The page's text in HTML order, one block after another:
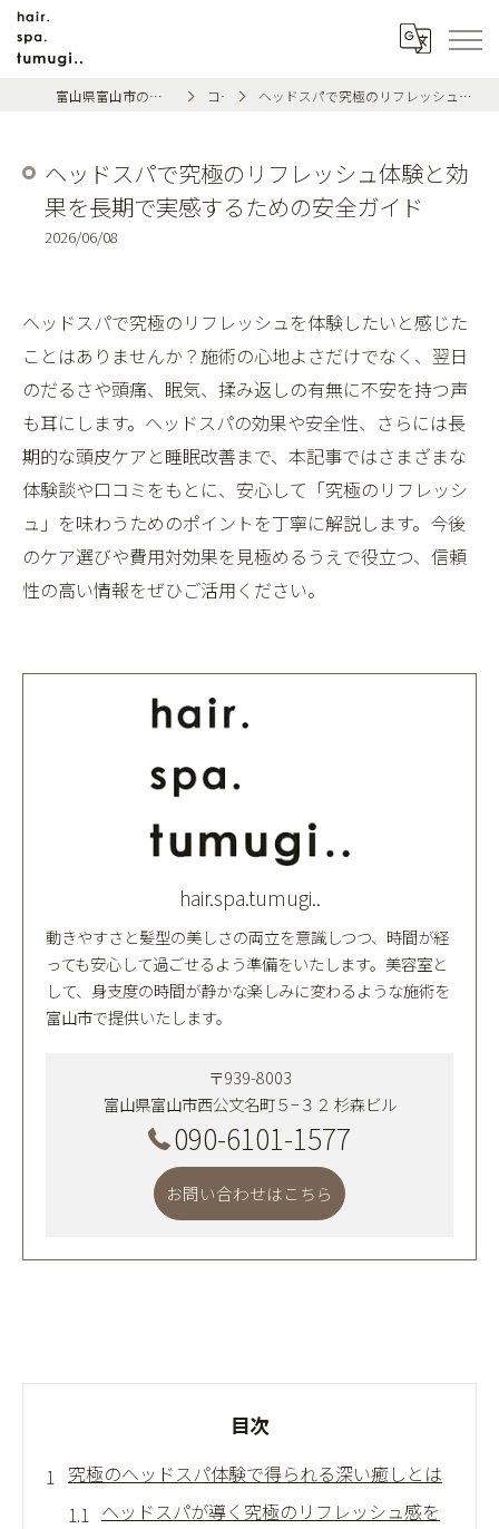
富山県富山市の美容室ならhair.spa.tumugi.. コラム ヘッドスパで究極のリフレッシュ体験と効果を長期で実感するための安全ガイド
ヘッドスパで究極のリフレッシュ体験と効
果を長期で実感するための安全ガイド
2026/06/08
ヘッドスパで究極のリフレッシュを体験したいと感じた
ことはありませんか？施術の心地よさだけでなく、翌日
のだるさや頭痛、眠気、揉み返しの有無に不安を持つ声
も耳にします。ヘッドスパの効果や安全性、さらには長
期的な頭皮ケアと睡眠改善まで、本記事ではさまざまな
体験談や口コミをもとに、安心して「究極のリフレッシ
ュ」を味わうためのポイントを丁寧に解説します。今後
のケア選びや費用対効果を見極めるうえで役立つ、信頼
性の高い情報をぜひご活用ください。
hair.spa.tumugi..
動きやすさと髪型の美しさの両立を意識しつつ、時間が経
っても安心して過ごせるよう準備をいたします。美容室と
して、身支度の時間が静かな楽しみに変わるような施術を
富山市で提供いたします。
〒939-8003
富山県富山市西公文名町５−３２ 杉森ビル
090-6101-1577
お問い合わせはこちら
目次
究極のヘッドスパ体験で得られる深い癒しとは
ヘッドスパが導く究極のリフレッシュ感を